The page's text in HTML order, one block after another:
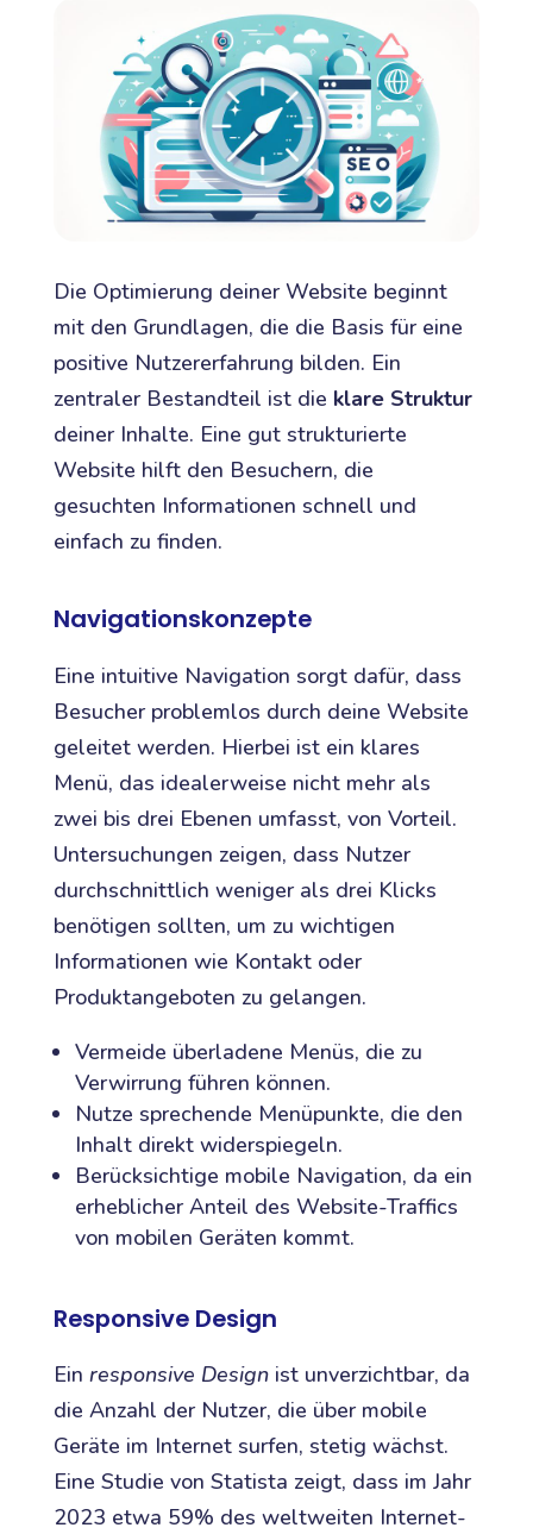
Die Optimierung deiner Website beginnt
mit den Grundlagen, die die Basis für eine
positive Nutzererfahrung bilden. Ein
zentraler Bestandteil ist die klare Struktur
deiner Inhalte. Eine gut strukturierte
Website hilft den Besuchern, die
gesuchten Informationen schnell und
einfach zu finden.
Navigationskonzepte
Eine intuitive Navigation sorgt dafür, dass
Besucher problemlos durch deine Website
geleitet werden. Hierbei ist ein klares
Menü, das idealerweise nicht mehr als
zwei bis drei Ebenen umfasst, von Vorteil.
Untersuchungen zeigen, dass Nutzer
durchschnittlich weniger als drei Klicks
benötigen sollten, um zu wichtigen
Informationen wie Kontakt oder
Produktangeboten zu gelangen.
Vermeide überladene Menüs, die zu
Verwirrung führen können.
Nutze sprechende Menüpunkte, die den
Inhalt direkt widerspiegeln.
Berücksichtige mobile Navigation, da ein
erheblicher Anteil des Website-Traffics
von mobilen Geräten kommt.
Responsive Design
Ein responsive Designist unverzichtbar, da
die Anzahl der Nutzer, die über mobile
Geräte im Internet surfen, stetig wächst.
Eine Studie von Statista zeigt, dass im Jahr
2023 etwa 59% des weltweiten Internet-